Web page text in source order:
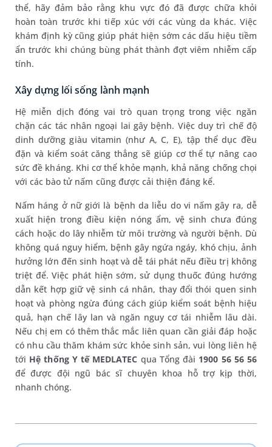
thể, hãy đảm bảo rằng khu vực đó đã được chữa khỏi
hoàn toàn trước khi tiếp xúc với các vùng da khác. Việc
khám định kỳ cũng giúp phát hiện sớm các dấu hiệu tiềm
ẩn trước khi chúng bùng phát thành đợt viêm nhiễm cấp
tính.
Xây dựng lối sống lành mạnh
Hệ miễn dịch đóng vai trò quan trọng trong việc ngăn
chặn các tác nhân ngoại lai gây bệnh. Việc duy trì chế độ
dinh dưỡng giàu vitamin (như A, C, E), tập thể dục đều
đặn và kiểm soát căng thẳng sẽ giúp cơ thể tự nâng cao
sức đề kháng. Khi cơ thể khỏe mạnh, khả năng chống chọi
với các bào tử nấm cũng được cải thiện đáng kể.
Nấm háng ở nữ giới là bệnh da liễu do vi nấm gây ra, dễ
xuất hiện trong điều kiện nóng ẩm, vệ sinh chưa đúng
cách hoặc do lây nhiễm từ môi trường và người bệnh. Dù
không quá nguy hiểm, bệnh gây ngứa ngáy, khó chịu, ảnh
hưởng lớn đến sinh hoạt và dễ tái phát nếu điều trị không
triệt để. Việc phát hiện sớm, sử dụng thuốc đúng hướng
dẫn kết hợp giữ vệ sinh cá nhân, thay đổi thói quen sinh
hoạt và phòng ngừa đúng cách giúp kiểm soát bệnh hiệu
quả, hạn chế lây lan và ngăn nguy cơ tái nhiễm lâu dài.
Nếu chị em có thêm thắc mắc liên quan cần giải đáp hoặc
có nhu cầu thăm khám sức khỏe sinh sản, vui lòng liên hệ
tới Hệ thống Y tế MEDLATEC qua Tổng đài 1900 56 56 56
để được đội ngũ bác sĩ chuyên khoa hỗ trợ kịp thời,
nhanh chóng.